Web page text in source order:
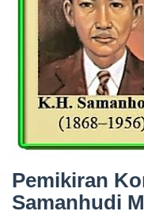
Pemikiran
Samanhudi